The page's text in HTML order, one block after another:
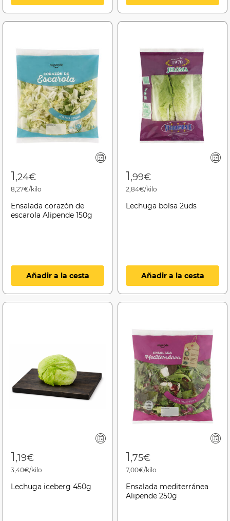
1,24€
8,27€/kilo
Ensalada corazón de
escarola Alipende 150g
Añadir a la cesta
1,99€
2,84€/kilo
Lechuga bolsa 2uds
Añadir a la cesta
1,19€
3,40€/kilo
Lechuga iceberg 450g
1,75€
7,00€/kilo
Ensalada mediterránea
Alipende 250g